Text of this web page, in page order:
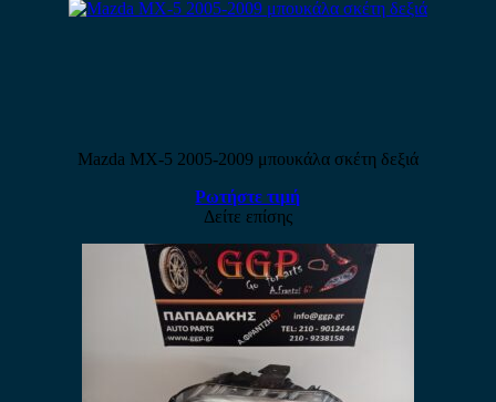
Mazda MX-5 2005-2009 μπουκάλα σκέτη δεξιά
Ρωτήστε τιμή
Δείτε επίσης